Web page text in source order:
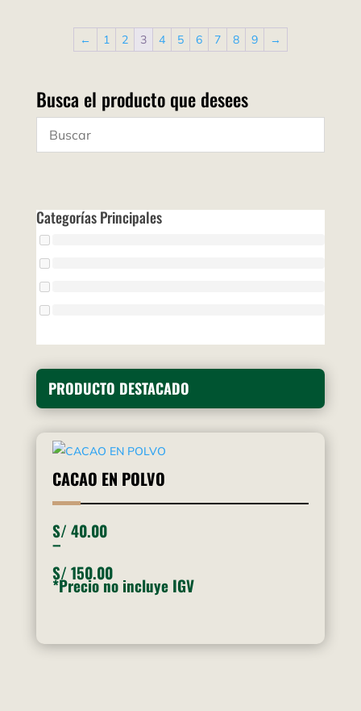
← 1 2 3 4 5 6 7 8 9 →
Busca el producto que desees
Categorías Principales
PRODUCTO DESTACADO
CACAO EN POLVO
S/ 40.00
–
S/ 150.00
*Precio no incluye IGV